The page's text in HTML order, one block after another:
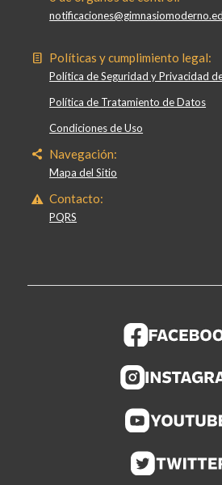
Políticas y cumplimiento legal:
Política de Seguridad y Privacidad
Política de Tratamiento de Datos
Condiciones de Uso
Navegación:
Mapa del Sitio
Contacto:
PQRS